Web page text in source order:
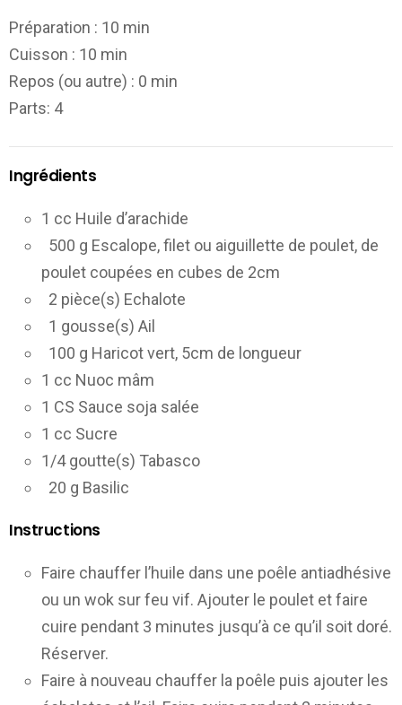
Préparation : 10 min
Cuisson : 10 min
Repos (ou autre) : 0 min
Parts: 4
Ingrédients
1 cc Huile d’arachide
500 g Escalope, filet ou aiguillette de poulet, de
poulet coupées en cubes de 2cm
2 pièce(s) Echalote
1 gousse(s) Ail
100 g Haricot vert, 5cm de longueur
1 cc Nuoc mâm
1 CS Sauce soja salée
1 cc Sucre
1/4 goutte(s) Tabasco
20 g Basilic
Instructions
Faire chauffer l’huile dans une poêle antiadhésive
ou un wok sur feu vif. Ajouter le poulet et faire
cuire pendant 3 minutes jusqu’à ce qu’il soit doré.
Réserver.
Faire à nouveau chauffer la poêle puis ajouter les